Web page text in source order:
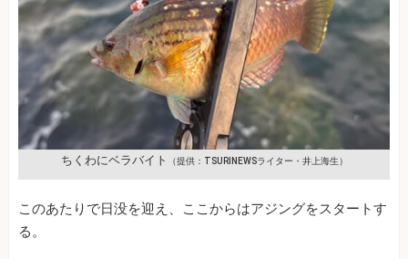
ちくわにベラバイト （提供：TSURINEWSライター・井上海生）
このあたりで日没を迎え、ここからはアジングをスタートす
る。